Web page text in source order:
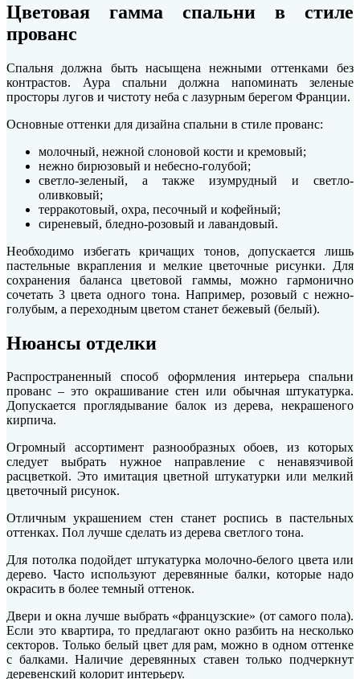
Цветовая гамма спальни в стиле
прованс
Спальня должна быть насыщена нежными оттенками без
контрастов. Аура спальни должна напоминать зеленые
просторы лугов и чистоту неба с лазурным берегом Франции.
Основные оттенки для дизайна спальни в стиле прованс:
молочный, нежной слоновой кости и кремовый;
нежно бирюзовый и небесно-голубой;
светло-зеленый, а также изумрудный и светло-
оливковый;
терракотовый, охра, песочный и кофейный;
сиреневый, бледно-розовый и лавандовый.
Необходимо избегать кричащих тонов, допускается лишь
пастельные вкрапления и мелкие цветочные рисунки. Для
сохранения баланса цветовой гаммы, можно гармонично
сочетать 3 цвета одного тона. Например, розовый с нежно-
голубым, а переходным цветом станет бежевый (белый).
Нюансы отделки
Распространенный способ оформления интерьера спальни
прованс – это окрашивание стен или обычная штукатурка.
Допускается проглядывание балок из дерева, некрашеного
кирпича.
Огромный ассортимент разнообразных обоев, из которых
следует выбрать нужное направление с ненавязчивой
расцветкой. Это имитация цветной штукатурки или мелкий
цветочный рисунок.
Отличным украшением стен станет роспись в пастельных
оттенках. Пол лучше сделать из дерева светлого тона.
Для потолка подойдет штукатурка молочно-белого цвета или
дерево. Часто используют деревянные балки, которые надо
окрасить в более темный оттенок.
Двери и окна лучше выбрать «французские» (от самого пола).
Если это квартира, то предлагают окно разбить на несколько
секторов. Только белый цвет для рам, можно в одном оттенке
с балками. Наличие деревянных ставен только подчеркнут
деревенский колорит интерьеру.